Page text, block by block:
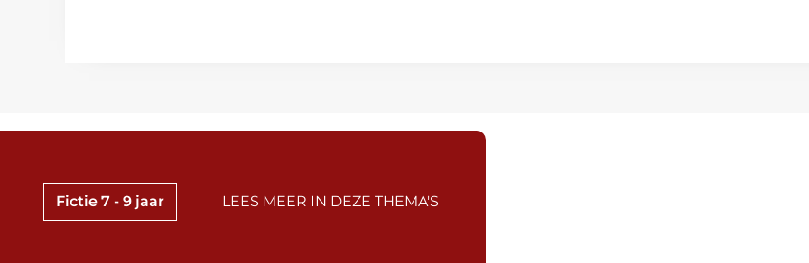
Fictie 7 - 9 jaar LEES MEER IN DEZE THEMA'S